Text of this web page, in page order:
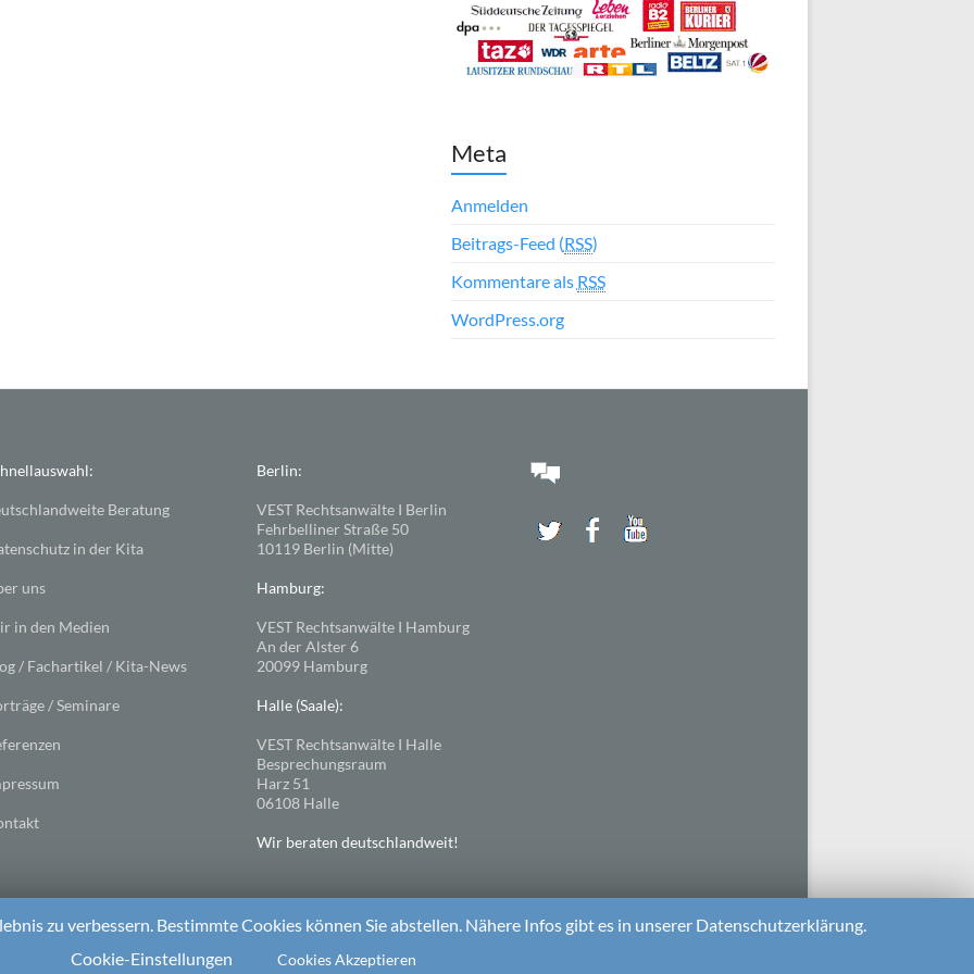
Meta
Anmelden
Beitrags-Feed (RSS)
Kommentare als RSS
WordPress.org
Beratung
in der Kita
uns
in den Medien
/ Fachartikel / Kita-News
/ Seminare
Berlin:
VEST Rechtsanwälte I Berlin
Fehrbelliner Straße 50
10119 Berlin (Mitte)
Hamburg:
VEST Rechtsanwälte I Hamburg
An der Alster 6
20099 Hamburg
Halle (Saale):
VEST Rechtsanwälte I Halle
Besprechungsraum
Harz 51
06108 Halle
Wir beraten deutschlandweit!
zu verbessern. Bestimmte Cookies können Sie abstellen. Nähere Infos gibt es in unserer Datenschutzerklärung.
Cookie-Einstellungen
Cookies Akzeptieren